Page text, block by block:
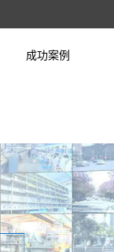
成功案例